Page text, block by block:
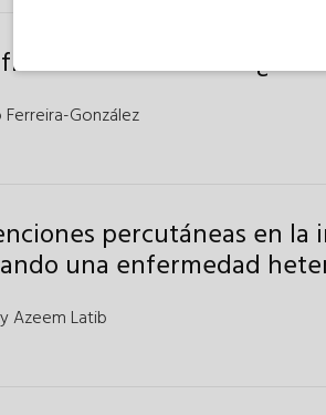
a frecuentista:
Ferreira-González
percutáneas en
una enfermedad
yAzeem Latib